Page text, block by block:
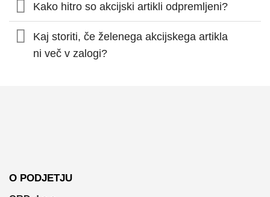
Kako hitro so akcijski artikli odpremljeni?
Kaj storiti, če želenega akcijskega artikla
ni več v zalogi?
O PODJETJU